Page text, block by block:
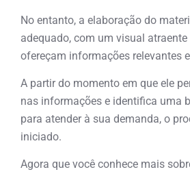
No entanto, a elaboração do
adequado, com um visual atraente
ofereçam informações relevantes
A partir do momento em que ele
nas informações e identifica uma
para atender à sua demanda, o
iniciado.
Agora que você conhece mais